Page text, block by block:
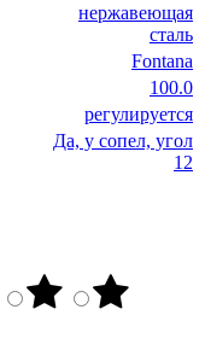
нержавеющая
сталь
Fontana
100.0
регулируется
Да, у сопел, угол
12